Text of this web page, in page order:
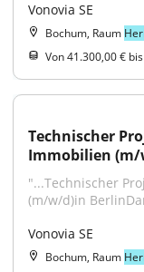
Vonovia SE
Bochum, Raum
Von 41.300,00 €
Technischer
Immobilien
"...Technischer
(m/w/d)in
Vonovia SE
Bochum, Raum